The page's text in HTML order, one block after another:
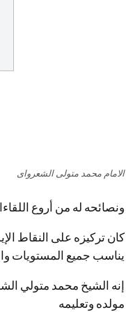
الامام محمد متولى الشعرواى
ونصائحه له من أروع
كان تركيزه على النقاط
يناسب جميع المستويات
إنه الشيخ محمد متولي
مولده وتعليمه